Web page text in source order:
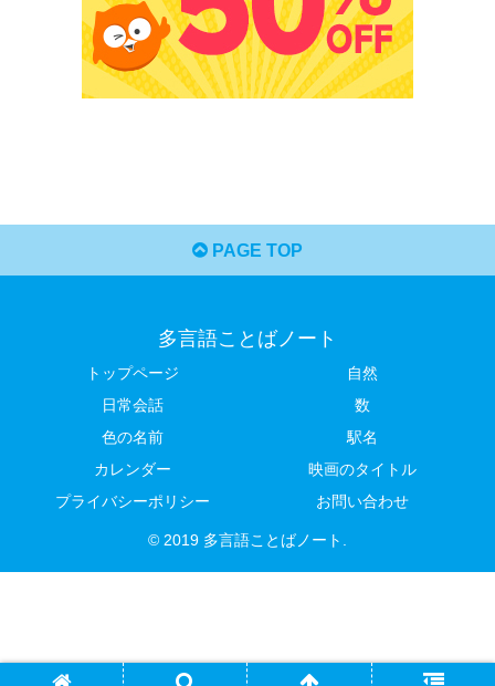
PAGE TOP
多言語ことばノート
トップページ
自然
日常会話
数
色の名前
駅名
カレンダー
映画のタイトル
プライバシーポリシー
お問い合わせ
© 2019 多言語ことばノート.